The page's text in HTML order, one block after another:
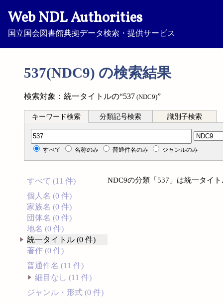
Web NDL Authorities
国立国会図書館典拠データ検索・提供サービス
537(NDC9) の検索結果
検索対象：統一タイトルの“537 (NDC9)”
キーワード検索 分類記号検索 識別子検索
分類記号検索
すべて 名称のみ 普通件名のみ ジャンルのみ
すべて (11 件)
個人名 (0 件)
家族名 (0 件)
団体名 (0 件)
地名 (0 件)
統一タイトル (0 件)
著作 (0 件)
普通件名 (11 件)
細目なし (11 件)
ジャンル・形式 (0 件)
NDC9の分類「537」は統一タイ